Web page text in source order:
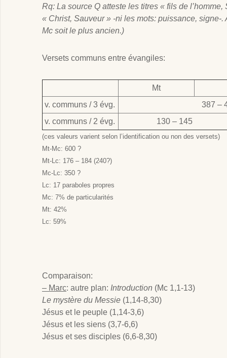
Rq: La source Q atteste les titres « fils de
« Christ, Sauveur » -ni les mots: puissance, signe-.
Mc soit le plus ancien.)
Versets communs entre évangiles:
Mt
v. communs / 3 évg.
387 –
v. communs / 2 évg.
130 – 145
(ces valeurs varient selon l’identification ou non des versets)
Mt-Mc: 600 ?
Mt-Lc: 176 – 184 (240?)
Mc-Lc: 350 ?
Lc: 17 paraboles propres
Mc: 7% de particularités
Mt: 42%
Lc: 59%
Comparaison:
– Marc: autre plan: Introduction (Mc 1,1-13)
Le mystère du Messie (1,14-8,30)
Jésus et le peuple (1,14-3,6)
Jésus et les siens (3,7-6,6)
Jésus et ses disciples (6,6-8,30)